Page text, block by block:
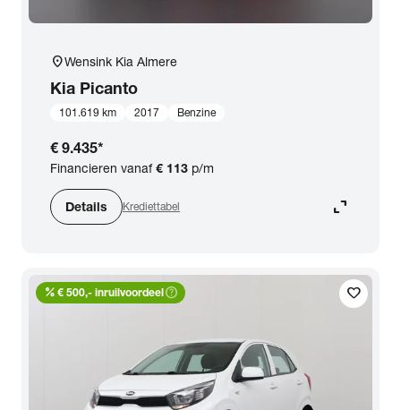
location_onWensink Kia Almere
Kia Picanto
101.619 km 2017 Benzine
€ 9.435*
Financieren vanaf€ 113 p/m
Details Krediettabel expand_content
favorite
percent € 500,- inruilvoordeelhelp_outline